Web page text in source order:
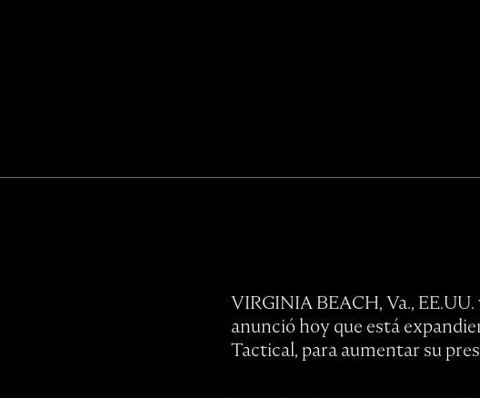
VIRGINIA BEACH, Va.,
anunció hoy que está
Tactical, para aumentar su